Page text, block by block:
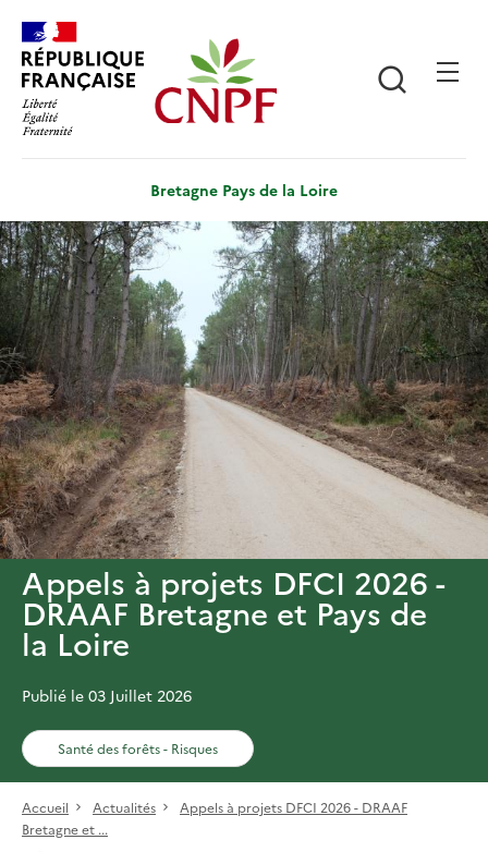
contenu
principal
Bretagne Pays de la Loire
Appels à projets DFCI 2026 -
DRAAF Bretagne et Pays de
la Loire
Publié le 03 Juillet 2026
Santé des forêts - Risques
Accueil Actualités
Appels à projets DFCI 2026 - DRAAF
Bretagne et ...